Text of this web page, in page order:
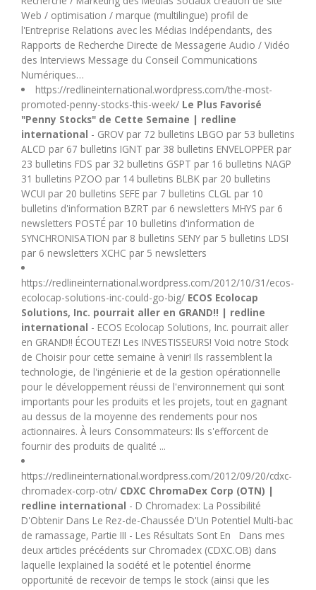
Web / optimisation / marque (multilingue) profil de
l'Entreprise Relations avec les Médias Indépendants, des
Rapports de Recherche Directe de Messagerie Audio / Vidéo
des Interviews Message du Conseil Communications
Numériques…
https://redlineinternational.wordpress.com/the-most-
promoted-penny-stocks-this-week/ Le Plus Favorisé
"Penny Stocks" de Cette Semaine | redline
international - GROV par 72 bulletins LBGO par 53 bulletins
ALCD par 67 bulletins IGNT par 38 bulletins ENVELOPPER par
23 bulletins FDS par 32 bulletins GSPT par 16 bulletins NAGP
31 bulletins PZOO par 14 bulletins BLBK par 20 bulletins
WCUI par 20 bulletins SEFE par 7 bulletins CLGL par 10
bulletins d'information BZRT par 6 newsletters MHYS par 6
newsletters POSTÉ par 10 bulletins d'information de
SYNCHRONISATION par 8 bulletins SENY par 5 bulletins LDSI
par 6 newsletters XCHC par 5 newsletters
https://redlineinternational.wordpress.com/2012/10/31/ecos-
ecolocap-solutions-inc-could-go-big/ ECOS Ecolocap
Solutions, Inc. pourrait aller en GRAND!! | redline
international - ECOS Ecolocap Solutions, Inc. pourrait aller
en GRAND!! ÉCOUTEZ! Les INVESTISSEURS! Voici notre Stock
de Choisir pour cette semaine à venir! Ils rassemblent la
technologie, de l'ingénierie et de la gestion opérationnelle
pour le développement réussi de l'environnement qui sont
importants pour les produits et les projets, tout en gagnant
au dessus de la moyenne des rendements pour nos
actionnaires. À leurs Consommateurs: Ils s'efforcent de
fournir des produits de qualité ...
https://redlineinternational.wordpress.com/2012/09/20/cdxc-
chromadex-corp-otn/ CDXC ChromaDex Corp (OTN) |
redline international - D Chromadex: La Possibilité
D'Obtenir Dans Le Rez-de-Chaussée D'Un Potentiel Multi-bac
de ramassage, Partie III - Les Résultats Sont En Dans mes
deux articles précédents sur Chromadex (CDXC.OB) dans
laquelle Iexplained la société et le potentiel énorme
opportunité de recevoir de temps le stock (ainsi que les